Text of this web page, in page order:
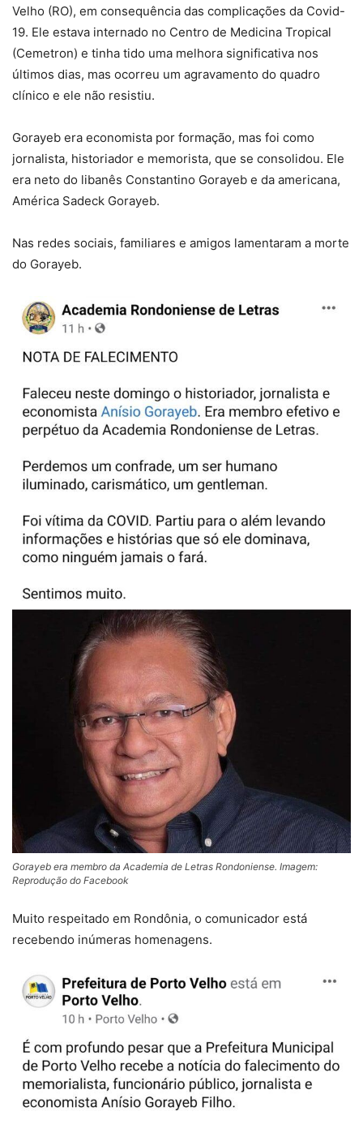
Velho (RO), em consequência das complicações da Covid-
19. Ele estava internado no Centro de Medicina Tropical
(Cemetron) e tinha tido uma melhora significativa nos
últimos dias, mas ocorreu um agravamento do quadro
clínico e ele não resistiu.
Gorayeb era economista por formação, mas foi como
jornalista, historiador e memorista, que se consolidou. Ele
era neto do libanês Constantino Gorayeb e da americana,
América Sadeck Gorayeb.
Nas redes sociais, familiares e amigos lamentaram a morte
do Gorayeb.
Gorayeb era membro da Academia de Letras Rondoniense. Imagem:
Reprodução do Facebook
Muito respeitado em Rondônia, o comunicador está
recebendo inúmeras homenagens.